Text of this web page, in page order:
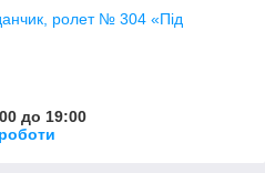
ролет № 304 «Під
до 19:00